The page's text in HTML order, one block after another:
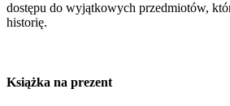
dostępu do wyjątkowych przedmiotów,
historię.
Książka na prezent